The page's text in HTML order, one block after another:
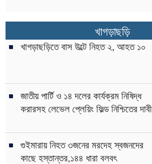
খাগড়াছড়ি
খাগড়াছড়িতে বাস উল্টে নিহত ২, আহত ১০
জাতীয় পার্টি ও ১৪ দলের কার্যক্রম নিষিদ্ধ
করারসহ লেভেল প্লেয়িং ফিল্ড নিশ্চিতের দাবী
গুইমারায় নিহত ৩জনের মরদেহ স্বজনদের
কাছে হস্তান্তর,১৪৪ ধারা বলবৎ